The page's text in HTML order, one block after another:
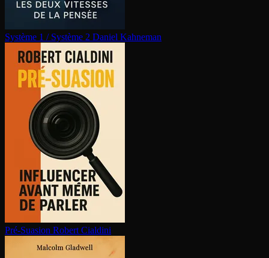
Système 1 / Système 2 Daniel Kahneman
Pré-Suasion Robert Cialdini